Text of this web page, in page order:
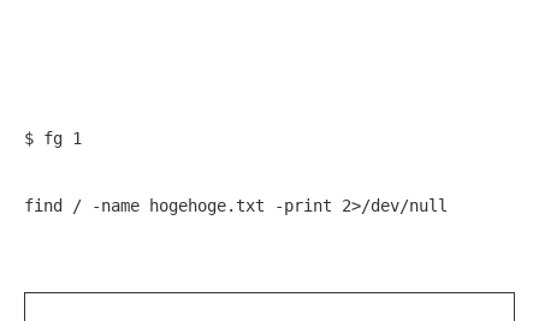
$ fg 1
find / -name hogehoge.txt -print 2>/dev/null